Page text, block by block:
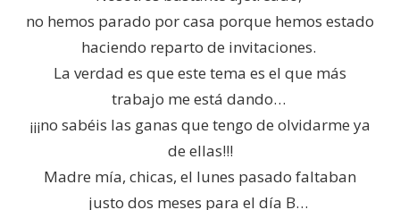
no hemos parado por casa porque hemos estado
haciendo reparto de invitaciones.
La verdad es que este tema es el que más
trabajo me está dando…
¡¡¡no sabéis las ganas que tengo de olvidarme ya
de ellas!!!
Madre mía, chicas, el lunes pasado faltaban
justo dos meses para el día B…